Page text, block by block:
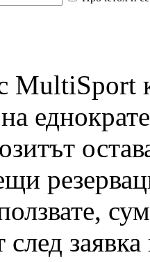
MultiSport
след